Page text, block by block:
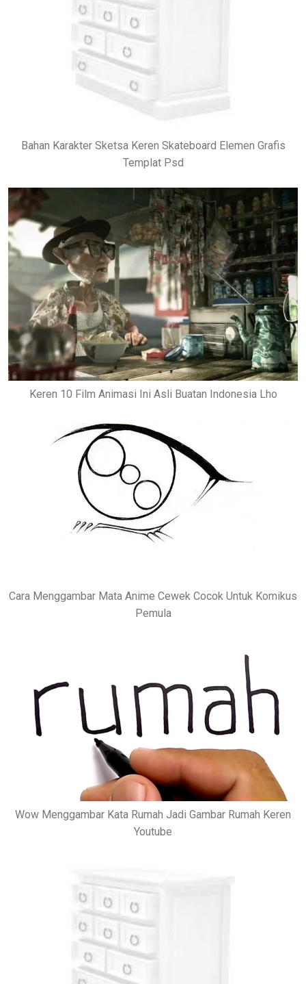
Bahan Karakter Sketsa Keren Skateboard Elemen Grafis
Templat Psd
Keren 10 Film Animasi Ini Asli Buatan Indonesia Lho
Cara Menggambar Mata Anime Cewek Cocok Untuk Komikus
Pemula
Wow Menggambar Kata Rumah Jadi Gambar Rumah Keren
Youtube